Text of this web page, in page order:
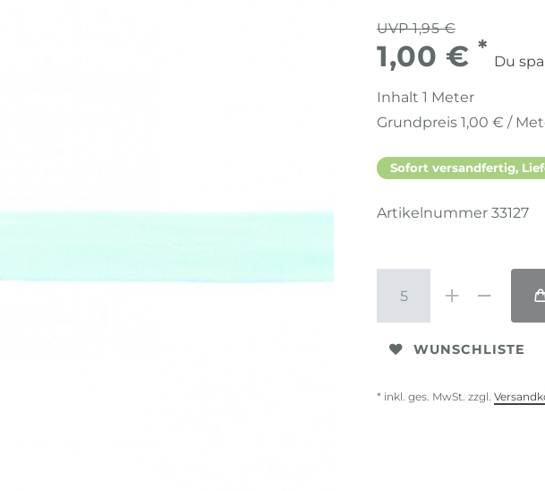
UVP 1,95 €
1,00 € *
Du
Inhalt 1 Meter
Grundpreis 1,00 € /
Sofort versandfertig,
Artikelnummer 33127
WUNSCHLISTE
* inkl. ges. MwSt. zzgl.